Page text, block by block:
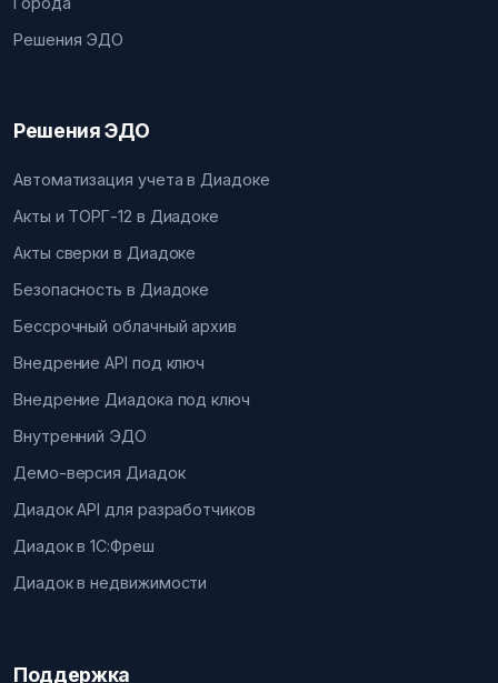
Решения ЭДО
Решения ЭДО
Автоматизация учета в Диадоке
Акты и ТОРГ-12 в Диадоке
Акты сверки в Диадоке
Безопасность в Диадоке
Бессрочный облачный архив
Внедрение API под ключ
Внедрение Диадока под ключ
Внутренний ЭДО
Демо-версия Диадок
Диадок API для разработчиков
Диадок в 1С:Фреш
Диадок в недвижимости
Поддержка